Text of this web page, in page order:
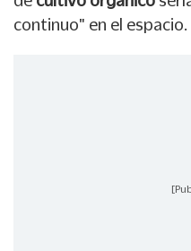
continuo" en el espacio.